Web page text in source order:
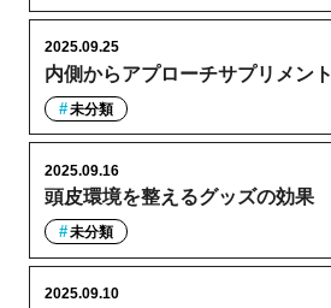
内側からアプローチサプリメント
2025.09.25
未分類
頭皮環境を整えるグッズの効果
2025.09.16
未分類
2025.09.10